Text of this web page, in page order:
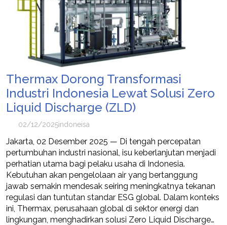
Thermax Dorong Transformasi
Industri Indonesia Lewat Solusi Zero
Liquid Discharge (ZLD)
02/12/2025indoneisa
Jakarta, 02 Desember 2025 — Di tengah percepatan
pertumbuhan industri nasional, isu keberlanjutan menjadi
perhatian utama bagi pelaku usaha di Indonesia.
Kebutuhan akan pengelolaan air yang bertanggung
jawab semakin mendesak seiring meningkatnya tekanan
regulasi dan tuntutan standar ESG global. Dalam konteks
ini, Thermax, perusahaan global di sektor energi dan
lingkungan, menghadirkan solusi Zero Liquid Discharge…